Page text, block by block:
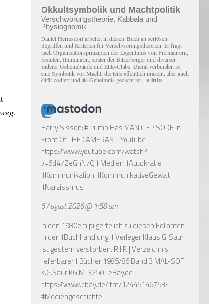
weg.
Okkultsymbolik und Machtpolitik
Verschwörungstheorie, Kabbala und
Physiognomik
Daniel Hermsdorf arbeitet in diesem Buch an seriösen
Begriffen und Kriterien für Verschwörungstheorien. Er fragt
nach Organisationsprinzipien des Logentums von Freimaurern,
Jesuiten, Illuminaten, später der Bilderberger und diverser
anderer Geheimbünde und Elite-Clubs. Damit verbunden ist
eine Symbolik von Macht, die teils öffentlich präsent, aber auch
elitär codiert und als Geheimnis gedacht ist. » Info
Harry Sisson: #Trump Has MANIC EPISODE In
Front Of THE CAMERAS - YouTube
https://www.youtube.com/watch?
v=6d47ZeGnN7Q#Medien #Autokratie
#Kommunikation #KommunikativeGewalt
#Narzissmus
6 August 2026 @ 1:58 am
In den 1980ern pilgerte ich zu diesen Folianten
in der #Buchhandlung. #Verleger Klaus G. Saur
ist gestern verstorben. R.I.P. | Verzeichnis
lieferbarer #Bücher 1985/86 Band 3 MAL-SOF
K.G.Saur KG M-3250 | eBay.de
https://www.ebay.de/itm/124451467534
#Mediengeschichte